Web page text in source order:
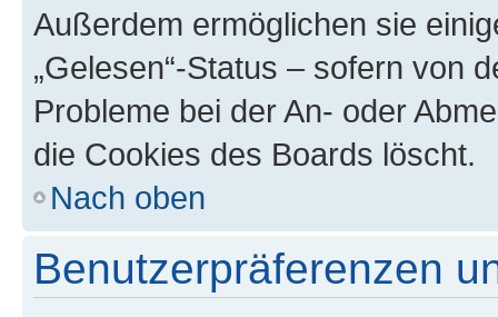
Außerdem ermöglichen sie
„Gelesen“-Status – sofern von
Probleme bei der An- oder
die Cookies des Boards löscht.
Nach oben
Benutzerpräferenzen